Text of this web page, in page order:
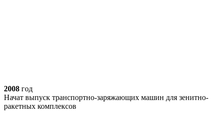
2008 год
Начат выпуск транспортно-заряжающих машин для зенитно-
ракетных комплексов